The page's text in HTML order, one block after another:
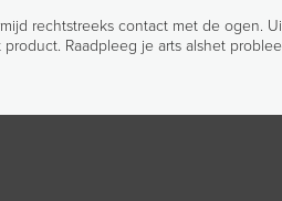
Sorbate, Sodium Benzoate, Amyl
rechtstreeks contact met de ogen.
Raadpleeg je arts alshet